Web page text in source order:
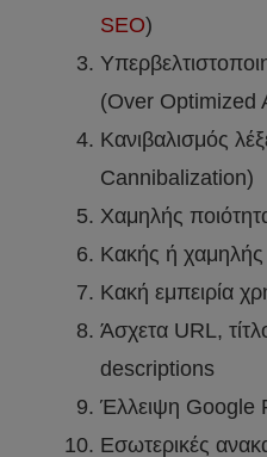
SEO)
(Over Optimized
Κανιβαλισμός
Cannibalization)
Χαμηλής
Κακής ή
Κακή εμπειρία
Άσχετα URL,
descriptions
Έλλειψη Google
Εσωτερικές